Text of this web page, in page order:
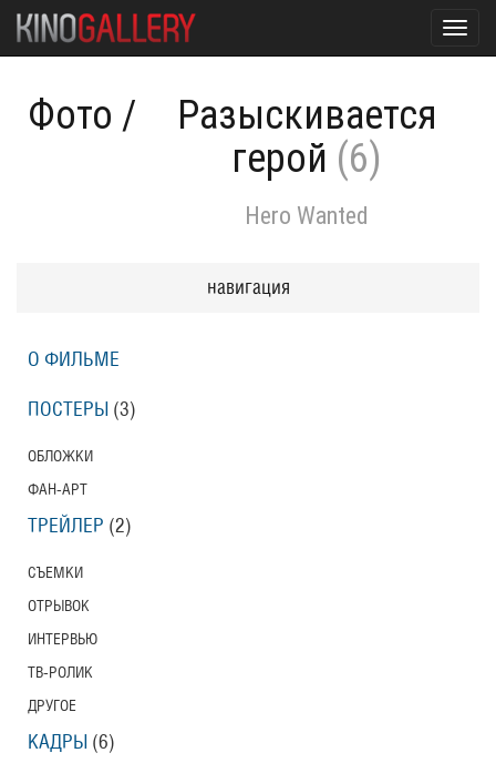
Фото /
Разыскивается
герой (6)
Hero Wanted
навигация
О ФИЛЬМЕ
ПОСТЕРЫ (3)
ОБЛОЖКИ
ФАН-АРТ
ТРЕЙЛЕР (2)
СЪЕМКИ
ОТРЫВОК
ИНТЕРВЬЮ
ТВ-РОЛИК
ДРУГОЕ
КАДРЫ (6)